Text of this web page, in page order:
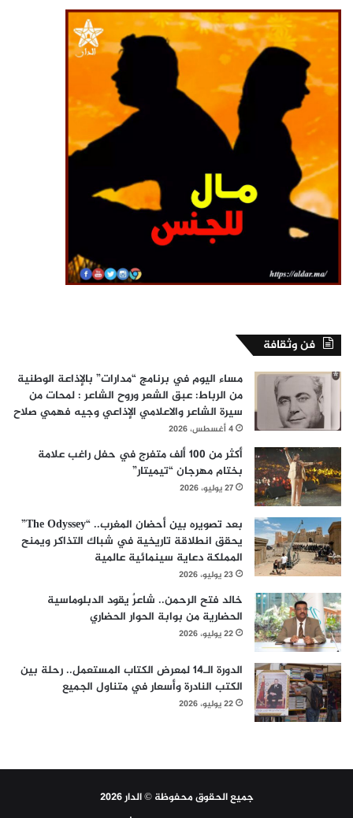
فن وثقافة
مساء اليوم في برنامج “مدارات” بالإذاعة الوطنية
من الرباط: عبق الشعر وروح الشاعر : لمحات من
سيرة الشاعر والاعلامي الإذاعي وجيه فهمي صلاح
4 أغسطس، 2026
أكثر من 100 ألف متفرج في حفل راغب علامة
بختام مهرجان “تيميتار”
27 يوليو، 2026
بعد تصويره بين أحضان المغرب.. “The Odyssey”
يحقق انطلاقة تاريخية في شباك التذاكر ويمنح
المملكة دعاية سينمائية عالمية
23 يوليو، 2026
خالد فتح الرحمن.. شاعرٌ يقود الدبلوماسية
الحضارية من بوابة الحوار الحضاري
22 يوليو، 2026
الدورة الـ14 لمعرض الكتاب المستعمل.. رحلة بين
الكتب النادرة وأسعار في متناول الجميع
22 يوليو، 2026
جميع الحقوق محفوظة © الدار 2026